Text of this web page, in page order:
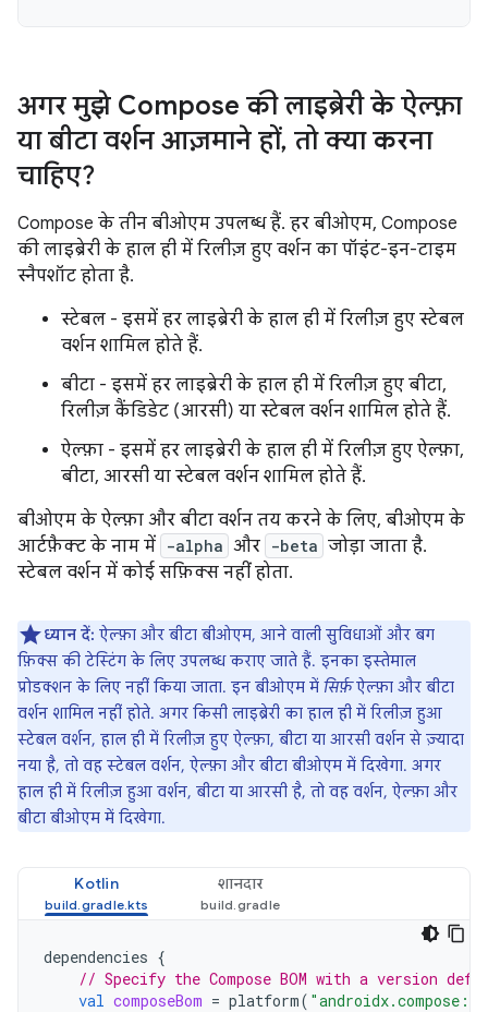
अगर मुझे Compose की लाइब्रेरी के ऐल्फ़ा
या बीटा वर्शन आज़माने हों, तो क्या करना
चाहिए?
Compose के तीन बीओएम उपलब्ध हैं. हर बीओएम, Compose
की लाइब्रेरी के हाल ही में रिलीज़ हुए वर्शन का पॉइंट-इन-टाइम
स्नैपशॉट होता है.
स्टेबल - इसमें हर लाइब्रेरी के हाल ही में रिलीज़ हुए स्टेबल
वर्शन शामिल होते हैं.
बीटा - इसमें हर लाइब्रेरी के हाल ही में रिलीज़ हुए बीटा,
रिलीज़ कैंडिडेट (आरसी) या स्टेबल वर्शन शामिल होते हैं.
ऐल्फ़ा - इसमें हर लाइब्रेरी के हाल ही में रिलीज़ हुए ऐल्फ़ा,
बीटा, आरसी या स्टेबल वर्शन शामिल होते हैं.
बीओएम के ऐल्फ़ा और बीटा वर्शन तय करने के लिए, बीओएम के
आर्टफ़ैक्ट के नाम में -alpha और -beta जोड़ा जाता है.
स्टेबल वर्शन में कोई सफ़िक्स नहीं होता.
ध्यान दें: ऐल्फ़ा और बीटा बीओएम, आने वाली सुविधाओं और बग
फ़िक्स की टेस्टिंग के लिए उपलब्ध कराए जाते हैं. इनका इस्तेमाल
प्रोडक्शन के लिए नहीं किया जाता. इन बीओएम में सिर्फ़ऐल्फ़ा और बीटा
वर्शन शामिल नहीं होते. अगर किसी लाइब्रेरी का हाल ही में रिलीज़ हुआ
स्टेबल वर्शन, हाल ही में रिलीज़ हुए ऐल्फ़ा, बीटा या आरसी वर्शन से ज़्यादा
नया है, तो वह स्टेबल वर्शन, ऐल्फ़ा और बीटा बीओएम में दिखेगा. अगर
हाल ही में रिलीज़ हुआ वर्शन, बीटा या आरसी है, तो वह वर्शन, ऐल्फ़ा और
बीटा बीओएम में दिखेगा.
Kotlin शानदार
dependencies {
// Specify the Compose BOM with a version
val composeBom = platform(